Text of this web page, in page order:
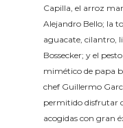
Capilla, el arroz
Alejandro Bello; la
aguacate, cilantro,
Bossecker; y el
mimético de papa
chef Guillermo
permitido disfrutar
acogidas con gran